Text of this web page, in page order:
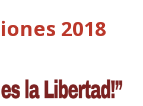
2018